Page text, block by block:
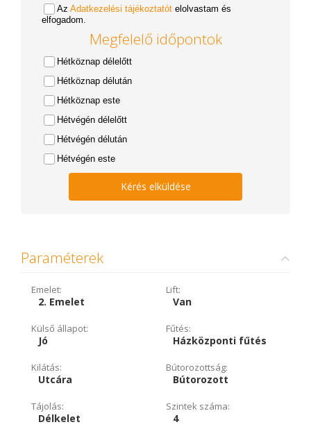
Az Adatkezelési tájékoztatót elolvastam és
elfogadom.
Megfelelő időpontok
Hétköznap délelőtt
Hétköznap délután
Hétköznap este
Hétvégén délelőtt
Hétvégén délután
Hétvégén este
Kérés elküldése
Paraméterek
Emelet:
2. Emelet
Lift:
Van
Külső állapot:
Jó
Fűtés:
Házközponti fűtés
Kilátás:
Utcára
Bútorozottság:
Bútorozott
Tájolás:
Délkelet
Szintek száma:
4